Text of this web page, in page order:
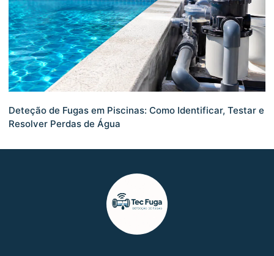
Deteção de Fugas em Piscinas: Como Identificar, Testar e
Resolver Perdas de Água